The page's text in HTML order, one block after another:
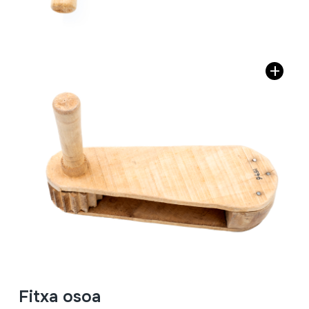
Fitxa osoa